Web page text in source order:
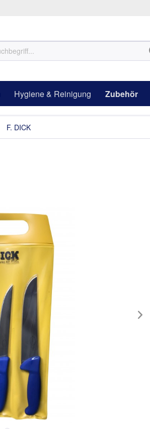
Hygiene & Reinigung Zubehör
F. DICK